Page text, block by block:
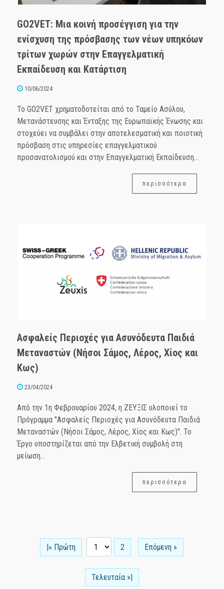
GO2VET: Μια κοινή προσέγγιση για την
ενίσχυση της πρόσβασης των νέων υπηκόων
τρίτων χωρών στην Επαγγελματική
Εκπαίδευση και Κατάρτιση
10/06/2024
Το GO2VET χρηματοδοτείται από το Ταμείο Ασύλου,
Μετανάστευσης και Ένταξης της Ευρωπαϊκής Ένωσης και
στοχεύει να συμβάλει στην αποτελεσματική και ποιοτική
πρόσβαση στις υπηρεσίες επαγγελματικού
προσανατολισμού και στην Επαγγελματική Εκπαίδευση...
περισσότερα
Ασφαλείς Περιοχές για Ασυνόδευτα Παιδιά
Μεταναστών (Νήσοι Σάμος, Λέρος, Χίος και
Κως)
23/04/2024
Από την 1η Φεβρουαρίου 2024, η ΖΕΥΞΙΣ υλοποιεί το
Πρόγραμμα "Ασφαλείς Περιοχές για Ασυνόδευτα Παιδιά
Μεταναστών (Νήσοι Σάμος, Λέρος, Χίος και Κως)". Το
Έργο υποστηρίζεται από την Ελβετική συμβολή στη
μείωση...
περισσότερα
|« Πρώτη 2 Επόμενη »
Τελευταία »|